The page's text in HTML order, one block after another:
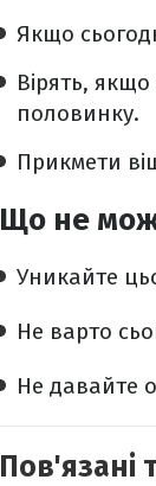
Якщо
Вірять,
половинку.
Прикмети
Що не
Уникайте
Не варто
Не давайте
Пов'язані